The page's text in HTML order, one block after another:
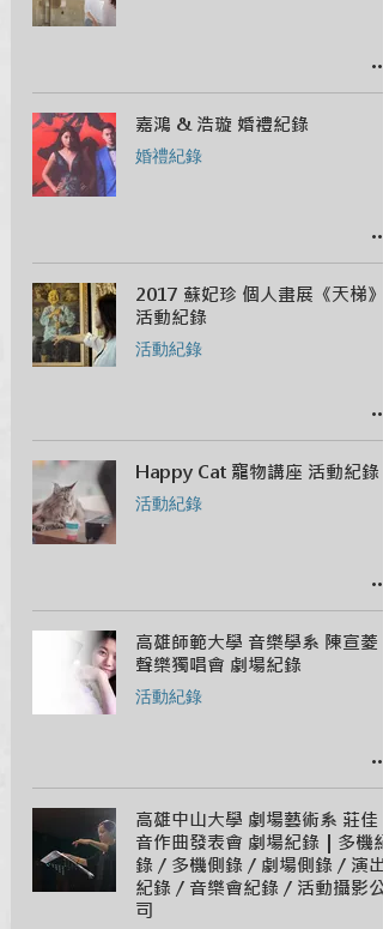
嘉鴻 & 浩璇 婚禮紀錄
婚禮紀錄
2017 蘇妃珍 個人畫展《天梯》
活動紀錄
活動紀錄
Happy Cat 寵物講座 活動紀錄
活動紀錄
高雄師範大學 音樂學系 陳宣菱
聲樂獨唱會 劇場紀錄
活動紀錄
高雄中山大學 劇場藝術系 莊佳
音作曲發表會 劇場紀錄｜多機紀
錄 / 多機側錄 / 劇場側錄 / 演出
紀錄 / 音樂會紀錄 / 活動攝影公
司